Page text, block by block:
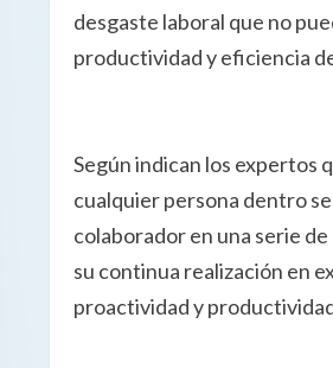
desgaste laboral que no
productividad y eficiencia
Según indican los expertos
cualquier persona dentro
colaborador en una serie
su continua realización en
proactividad y